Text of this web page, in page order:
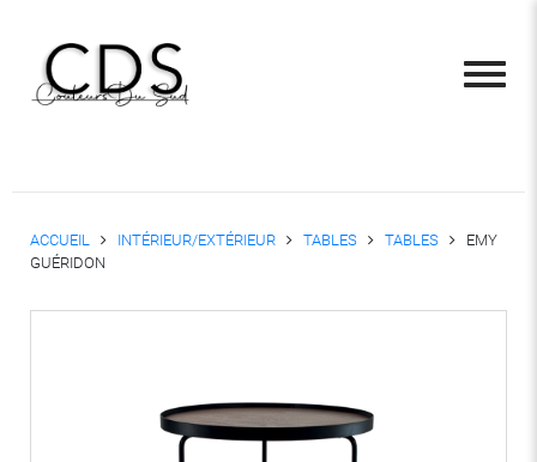
ACCUEIL INTÉRIEUR/EXTÉRIEUR TABLES TABLES
EMY
GUÉRIDON